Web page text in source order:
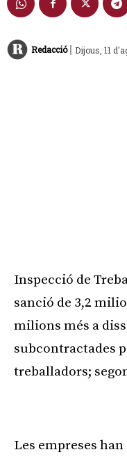
Redacció | Dijous, 11
Inspecció de
sanció de 3,2
milions més a
subcontractades
treballadors;
Les empreses